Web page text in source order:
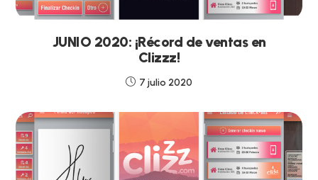
JUNIO 2020: ¡Récord de ventas en
Clizzz!
7 julio 2020